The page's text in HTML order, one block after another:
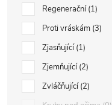
Regenerační 1
Proti vráskám 3
Zjasňující 1
Zjemňující 2
Zvláčňující 2